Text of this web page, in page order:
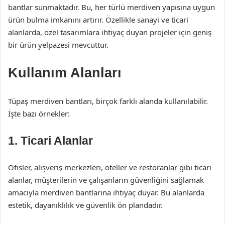
bantlar sunmaktadır. Bu, her türlü merdiven yapısına uygun
ürün bulma imkanını artırır. Özellikle sanayi ve ticari
alanlarda, özel tasarımlara ihtiyaç duyan projeler için geniş
bir ürün yelpazesi mevcuttur.
Kullanım Alanları
Tüpaş merdiven bantları, birçok farklı alanda kullanılabilir.
İşte bazı örnekler:
1. Ticari Alanlar
Ofisler, alışveriş merkezleri, oteller ve restoranlar gibi ticari
alanlar, müşterilerin ve çalışanların güvenliğini sağlamak
amacıyla merdiven bantlarına ihtiyaç duyar. Bu alanlarda
estetik, dayanıklılık ve güvenlik ön plandadır.